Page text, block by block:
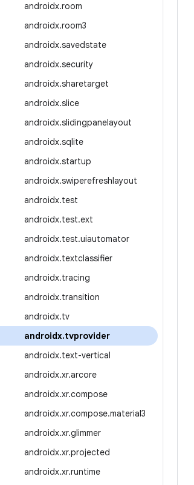
androidx.room
androidx.room3
androidx.savedstate
androidx.security
androidx.sharetarget
androidx.slice
androidx.slidingpanelayout
androidx.sqlite
androidx.startup
androidx.swiperefreshlayout
androidx.test
androidx.test.ext
androidx.test.uiautomator
androidx.textclassifier
androidx.tracing
androidx.transition
androidx.tv
androidx.tvprovider
androidx.text-vertical
androidx.xr.arcore
androidx.xr.compose
androidx.xr.compose.material3
androidx.xr.glimmer
androidx.xr.projected
androidx.xr.runtime